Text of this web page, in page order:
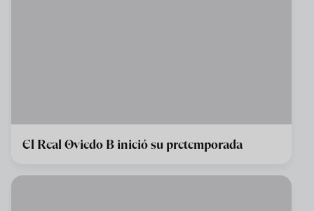
El Real Oviedo B inició su pretemporada